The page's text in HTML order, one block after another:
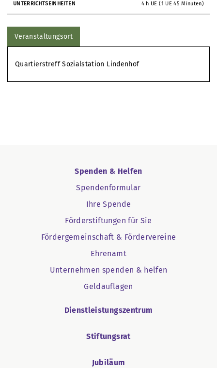
4 h UE (1 UE 45 Minuten)
Veranstaltungsort
Quartierstreff Sozialstation Lindenhof
Spenden & Helfen
Spendenformular
Ihre Spende
Förderstiftungen für Sie
Fördergemeinschaft & Fördervereine
Ehrenamt
Unternehmen spenden & helfen
Geldauflagen
Dienstleistungszentrum
Stiftungsrat
Jubiläum